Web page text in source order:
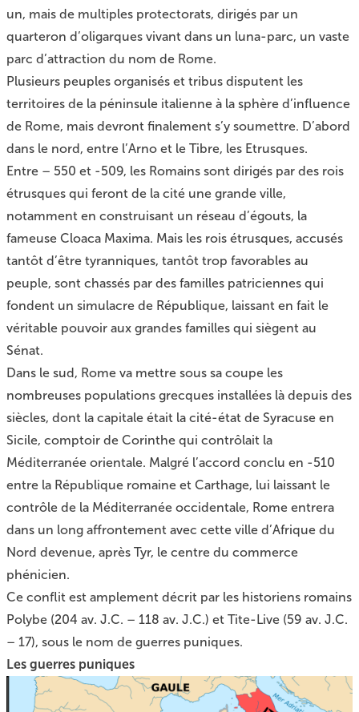
un, mais de multiples protectorats, dirigés par un
quarteron d’oligarques vivant dans un luna-parc, un vaste
parc d’attraction du nom de Rome.
Plusieurs peuples organisés et tribus disputent les
territoires de la péninsule italienne à la sphère d’influence
de Rome, mais devront finalement s’y soumettre. D’abord
dans le nord, entre l’Arno et le Tibre, les Etrusques.
Entre – 550 et -509, les Romains sont dirigés par des rois
étrusques qui feront de la cité une grande ville,
notamment en construisant un réseau d’égouts, la
fameuse Cloaca Maxima. Mais les rois étrusques, accusés
tantôt d’être tyranniques, tantôt trop favorables au
peuple, sont chassés par des familles patriciennes qui
fondent un simulacre de République, laissant en fait le
véritable pouvoir aux grandes familles qui siègent au
Sénat.
Dans le sud, Rome va mettre sous sa coupe les
nombreuses populations grecques installées là depuis des
siècles, dont la capitale était la cité-état de Syracuse en
Sicile, comptoir de Corinthe qui contrôlait la
Méditerranée orientale. Malgré l’accord conclu en -510
entre la République romaine et Carthage, lui laissant le
contrôle de la Méditerranée occidentale, Rome entrera
dans un long affrontement avec cette ville d’Afrique du
Nord devenue, après Tyr, le centre du commerce
phénicien.
Ce conflit est amplement décrit par les historiens romains
Polybe (204 av. J.C. – 118 av. J.C.) et Tite-Live (59 av. J.C.
– 17), sous le nom de guerres puniques.
Les guerres puniques